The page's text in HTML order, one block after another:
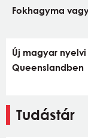
Fokhagyma
Új magyar
Queenslandben
Tudástár